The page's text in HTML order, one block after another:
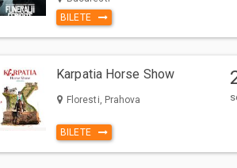
BILETE
Karpatia Horse Show
Floresti, Prahova
BILETE